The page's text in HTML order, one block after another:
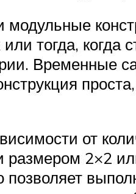
модульные
тогда,
Временные
от
размером 2×2